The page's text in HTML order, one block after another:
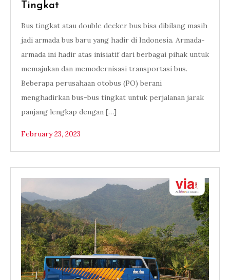
Tingkat
Bus tingkat atau double decker bus bisa dibilang masih
jadi armada bus baru yang hadir di Indonesia. Armada-
armada ini hadir atas inisiatif dari berbagai pihak untuk
memajukan dan memodernisasi transportasi bus.
Beberapa perusahaan otobus (PO) berani
menghadirkan bus-bus tingkat untuk perjalanan jarak
panjang lengkap dengan […]
February 23, 2023